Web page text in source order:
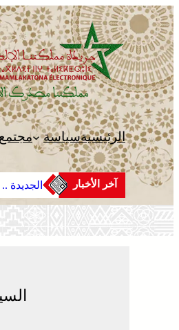
تخطى
إلى
المحتوى
الرئيسيةسياسة مجتمع
آخر الأخبار الجديدة